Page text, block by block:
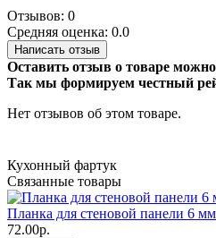
Отзывов: 0
Средняя оценка: 0.0
Написать отзыв
Оставить отзыв о товаре
Так мы формируем честный
Нет отзывов об этом товаре.
Кухонный фартук
Связанные товары
Планка для стеновой панели 6
72.00р.